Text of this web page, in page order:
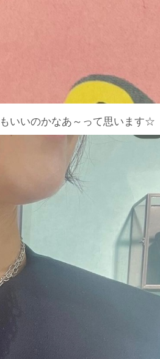
いいのかなあ～って思います☆